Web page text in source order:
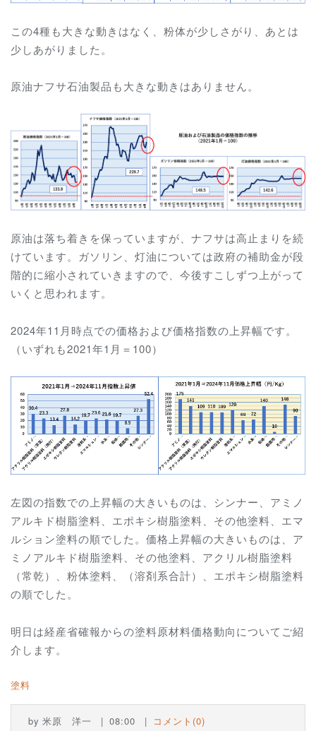
この4種も大きな動きはなく、粉体が少しさがり、あとは
少しあがりました。
原油ナフサ石油製品も大きな動きはありません。
原油は落ち着きを保っていますが、ナフサは高止まりを続
けています。ガソリン、灯油については政府の補助金が段
階的に縮小されていきますので、今後すこしずつ上がって
いくと思われます。
2024年11月時点での価格および価格指数の上昇幅です。
（いずれも2021年1月＝100）
左図の指数での上昇幅の大きいものは、シンナー、アミノ
アルキド樹脂塗料、エポキシ樹脂塗料、その他塗料、エマ
ルション塗料の順でした。価格上昇幅の大きいものは、 ア
ミノアルキド樹脂塗料、その他塗料、アクリル樹脂塗料
（常乾）、粉体塗料、（溶剤系合計）、エポキシ樹脂塗料
の順でした。
明日は経産省確報からの塗料原材料価格動向についてご紹
介します。
塗料
by 米原 洋一 08:00 コメント(0)